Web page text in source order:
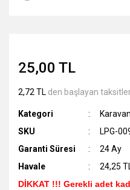
25,00 TL
2,72 TL den başlayan
Kategori
SKU
LPG-
Garanti Süresi
24 Ay
Havale
24,25
DİKKAT !!! Gerekli adet